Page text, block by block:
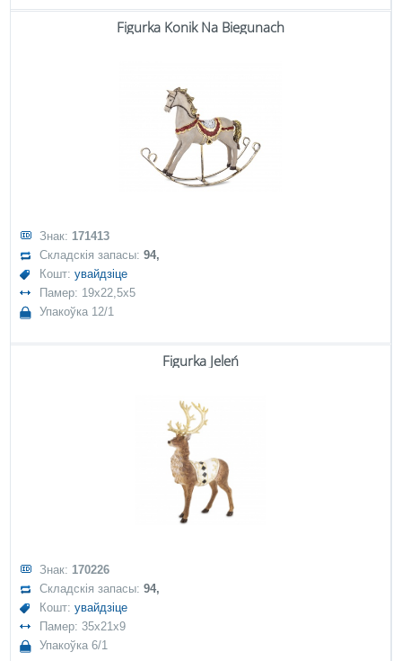
Figurka Konik Na Biegunach
Знак: 171413
Складскія запасы:94,
Кошт:увайдзіце
Памер: 19x22,5x5
Упакоўка 12/1
Figurka Jeleń
Знак: 170226
Складскія запасы:94,
Кошт:увайдзіце
Памер: 35x21x9
Упакоўка 6/1